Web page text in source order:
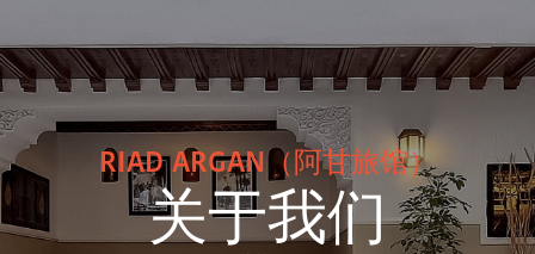
RIAD ARGAN（阿甘旅馆）
关于我们